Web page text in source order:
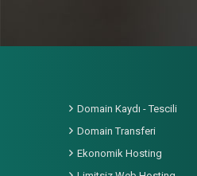
Domain Kaydı - Tescili
Domain Transferi
Ekonomik Hosting